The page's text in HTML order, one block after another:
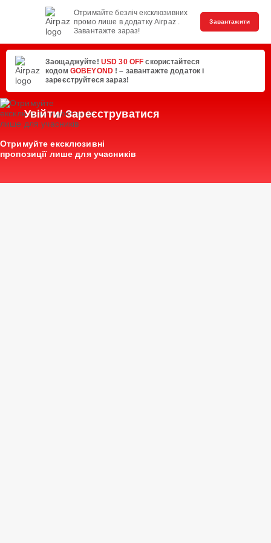
Отримайте безліч ексклюзивних
промо лише в додатку Airpaz .
Завантажте зараз!
Завантажити
Заощаджуйте! USD 30 OFFскористайтеся
кодом GOBEYOND ! – завантажте додаток і
зареєструйтеся зараз!
Увійти/ Зареєструватися
Отримуйте ексклюзивні
пропозиції лише для учасників